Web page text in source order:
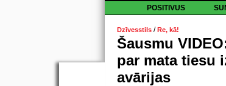
POSITIVUS
Dzīvesstils /Re, kā!
Šausmu
par mata tiesu
avārijas